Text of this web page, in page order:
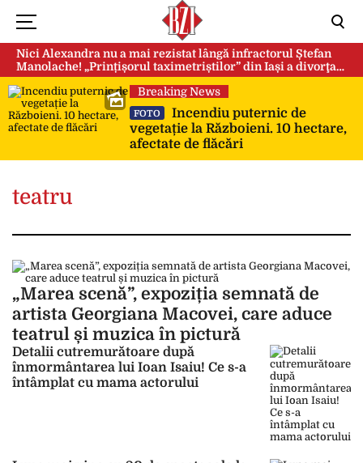
Nici Alexandra nu a mai rezistat lângă infractorul Ștefan
Manolache! „Prințișorul taximetriștilor” din Iași a divorţat
după doi ani de căsnicie
Breaking News
FOTO
Incendiu puternic de
vegetație la Războieni. 10 hectare,
afectate de flăcări
teatru
„Marea scenă”, expoziția semnată de
artista Georgiana Macovei, care aduce
teatrul și muzica în pictură
Detalii cutremurătoare după
înmormântarea lui Ioan Isaiu! Ce s-a
întâmplat cu mama actorului